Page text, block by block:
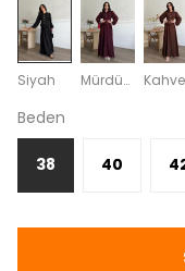
Siyah Mürdüm Kahve
Beden
38 40